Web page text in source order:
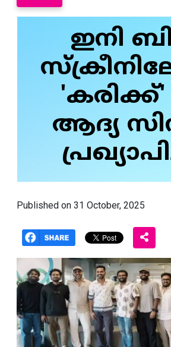
ഇനി
'കരിക്ക്'
ആദ്യ
Published on 31 October, 2025